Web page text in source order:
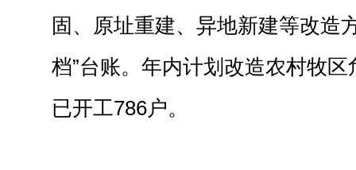
固、原址重建、异地新建等改造
档”台账。年内计划改造农村牧
已开工786户。